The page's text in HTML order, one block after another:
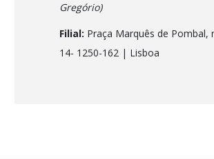
Gregório)
Filial: Praça Marquês de Pombal,
14- 1250-162 | Lisboa